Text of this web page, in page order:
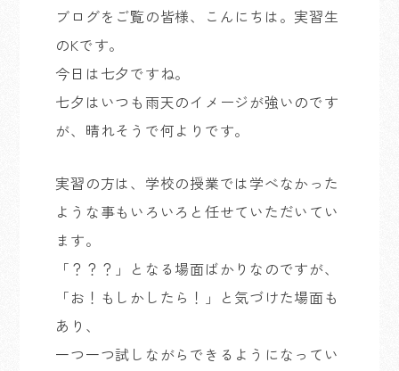
ブログをご覧の皆様、こんにちは。実習生
のKです。
今日は七夕ですね。
七夕はいつも雨天のイメージが強いのです
が、晴れそうで何よりです。
実習の方は、学校の授業では学べなかった
ような事もいろいろと任せていただいてい
ます。
「？？？」となる場面ばかりなのですが、
「お！もしかしたら！」と気づけた場面も
あり、
一つ一つ試しながらできるようになってい